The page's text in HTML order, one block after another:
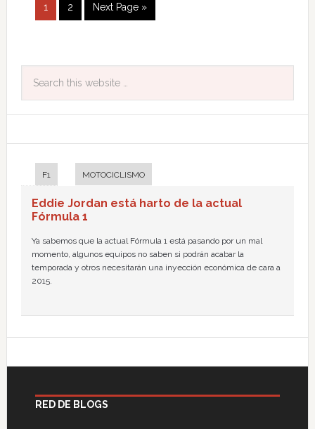
1 2 Next Page »
F1 MOTOCICLISMO
Eddie Jordan está harto de la actual
Fórmula 1
Ya sabemos que la actual Fórmula 1 está pasando por un mal
momento, algunos equipos no saben si podrán acabar la
temporada y otros necesitarán una inyección económica de cara a
2015.
RED DE BLOGS